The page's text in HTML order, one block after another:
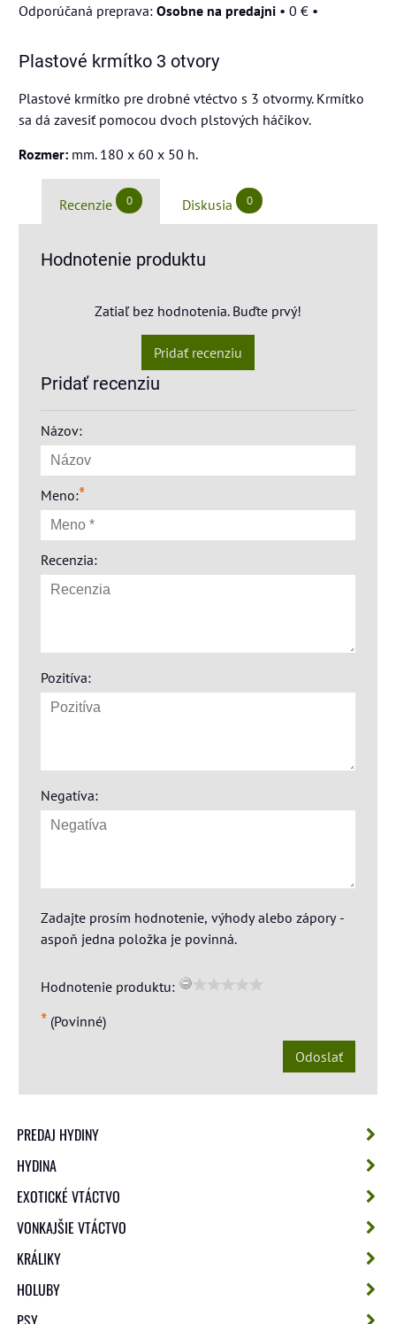
Osobne na predajni • 0 € •
Plastové krmítko 3 otvory
Plastové krmítko pre drobné vtéctvo s 3 otvormy. Krmítko
sa dá zavesiť pomocou dvoch plstových háčikov.
Rozmer: mm. 180 x 60 x 50 h.
Recenzie 0 Diskusia 0
Hodnotenie produktu
Zatiaľ bez hodnotenia. Buďte prvý!
Pridať recenziu
Pridať recenziu
Názov:
Meno:*
Recenzia:
Pozitíva:
Negatíva:
Zadajte prosím hodnotenie, výhody alebo zápory -
aspoň jedna položka je povinná.
Hodnotenie produktu:
* (Povinné)
Odoslať
PREDAJ HYDINY
HYDINA
EXOTICKÉ VTÁCTVO
VONKAJŠIE VTÁCTVO
KRÁLIKY
HOLUBY